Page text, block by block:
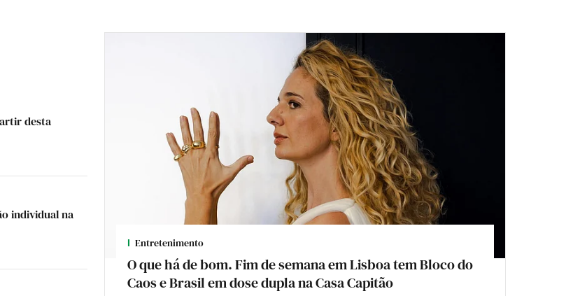
desta
individual na
Entretenimento
O que há de bom. Fim de semana em Lisboa tem Bloco do
Caos e Brasil em dose dupla na Casa Capitão